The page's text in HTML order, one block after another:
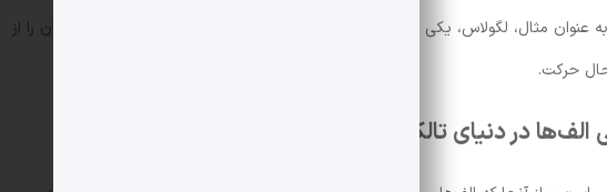
مثال، لگولاس، یکی از الف‌های برجسته، می‌تواند جزئیات گروهی از سواران روهان را از
حرکت.
در دنیای تالکین